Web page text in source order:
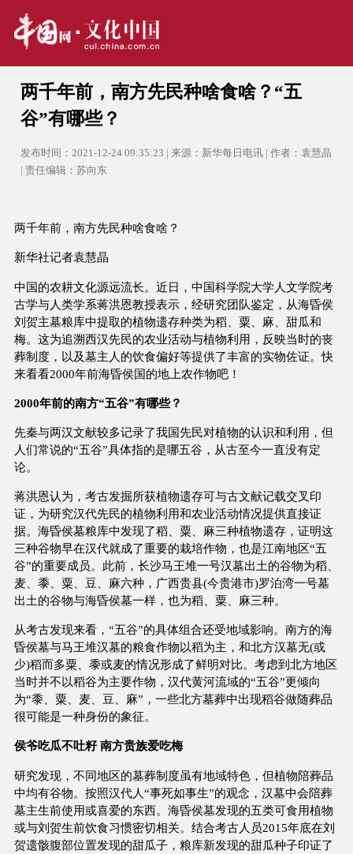
两千年前，南方先民种啥食啥？“五
谷”有哪些？
发布时间：2021-12-24 09:35:23 | 来源：新华每日电讯 | 作者：袁慧晶
| 责任编辑：苏向东
两千年前，南方先民种啥食啥？
新华社记者袁慧晶
中国的农耕文化源远流长。近日，中国科学院大学人文学院考
古学与人类学系蒋洪恩教授表示，经研究团队鉴定，从海昏侯
刘贺主墓粮库中提取的植物遗存种类为稻、粟、麻、甜瓜和
梅。这为追溯西汉先民的农业活动与植物利用，反映当时的丧
葬制度，以及墓主人的饮食偏好等提供了丰富的实物佐证。快
来看看2000年前海昏侯国的地上农作物吧！
2000年前的南方“五谷”有哪些？
先秦与两汉文献较多记录了我国先民对植物的认识和利用，但
人们常说的“五谷”具体指的是哪五谷，从古至今一直没有定
论。
蒋洪恩认为，考古发掘所获植物遗存可与古文献记载交叉印
证，为研究汉代先民的植物利用和农业活动情况提供直接证
据。海昏侯墓粮库中发现了稻、粟、麻三种植物遗存，证明这
三种谷物早在汉代就成了重要的栽培作物，也是江南地区“五
谷”的重要成员。此前，长沙马王堆一号汉墓出土的谷物为稻、
麦、黍、粟、豆、麻六种，广西贵县(今贵港市)罗泊湾一号墓
出土的谷物与海昏侯墓一样，也为稻、粟、麻三种。
从考古发现来看，“五谷”的具体组合还受地域影响。南方的海
昏侯墓与马王堆汉墓的粮食作物以稻为主，和北方汉墓无(或
少)稻而多粟、黍或麦的情况形成了鲜明对比。考虑到北方地区
当时并不以稻谷为主要作物，汉代黄河流域的“五谷”更倾向
为“黍、粟、麦、豆、麻”，一些北方墓葬中出现稻谷做随葬品
很可能是一种身份的象征。
侯爷吃瓜不吐籽 南方贵族爱吃梅
研究发现，不同地区的墓葬制度虽有地域特色，但植物陪葬品
中均有谷物。按照汉代人“事死如事生”的观念，汉墓中会陪葬
墓主生前使用或喜爱的东西。海昏侯墓发现的五类可食用植物
或与刘贺生前饮食习惯密切相关。结合考古人员2015年底在刘
贺遗骸腹部位置发现的甜瓜子，粮库新发现的甜瓜种子印证了